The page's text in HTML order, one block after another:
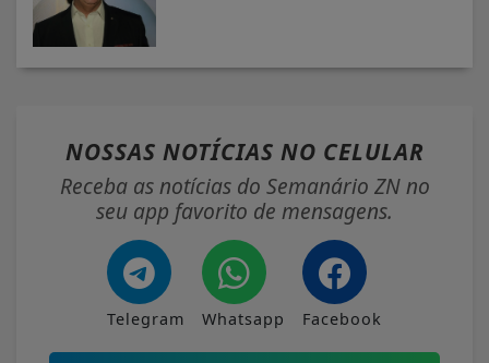
NOSSAS NOTÍCIAS NO CELULAR
Receba as notícias do Semanário ZN no
seu app favorito de mensagens.
Telegram Whatsapp Facebook